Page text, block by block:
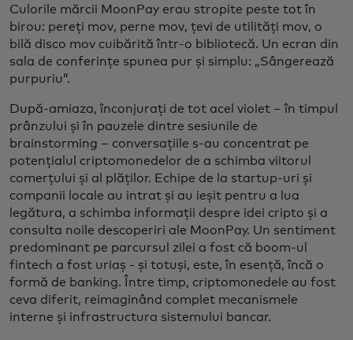
Culorile mărcii MoonPay erau stropite peste tot în
birou: pereți mov, perne mov, țevi de utilități mov, o
bilă disco mov cuibărită într-o bibliotecă. Un ecran din
sala de conferințe spunea pur și simplu: „Sângerează
purpuriu”.
După-amiaza, înconjurați de tot acel violet – în timpul
prânzului și în pauzele dintre sesiunile de
brainstorming – conversațiile s-au concentrat pe
potențialul criptomonedelor de a schimba viitorul
comerțului și al plăților. Echipe de la startup-uri și
companii locale au intrat și au ieșit pentru a lua
legătura, a schimba informații despre idei cripto și a
consulta noile descoperiri ale MoonPay. Un sentiment
predominant pe parcursul zilei a fost că boom-ul
fintech a fost uriaș - și totuși, este, în esență, încă o
formă de banking. Între timp, criptomonedele au fost
ceva diferit, reimaginând complet mecanismele
interne și infrastructura sistemului bancar.